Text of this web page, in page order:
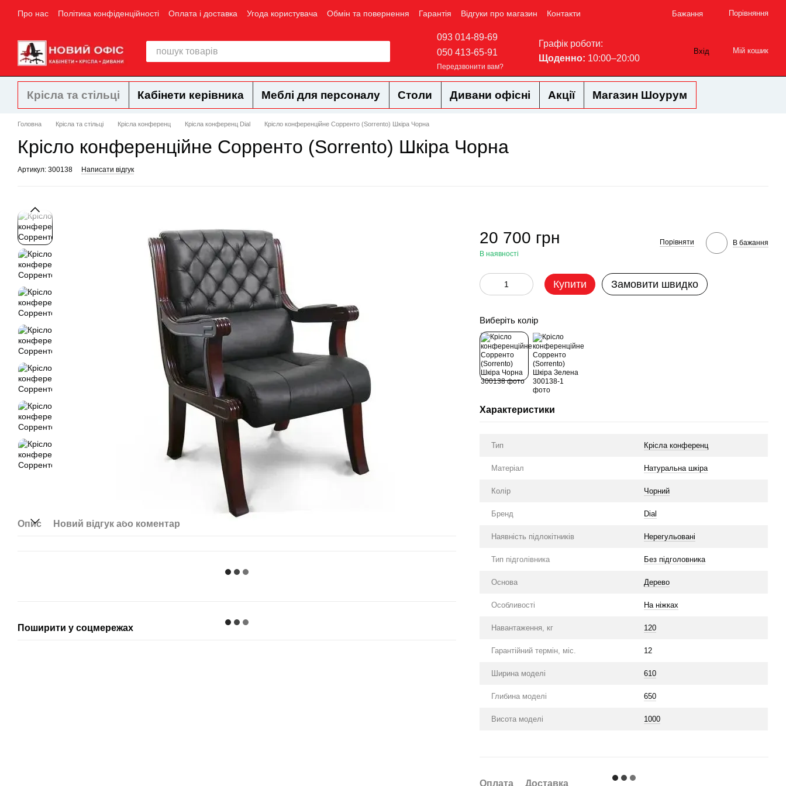
Перейти до основного контенту
Про нас Політика конфіденційності Оплата і доставка Угода користувача Обмін та повернення Гарантія Відгуки про магазин Контакти Бажання Порівняння
093 014-89-69
050 413-65-91
Передзвонити вам?
Графік роботи:
Щоденно: 10:00–20:00
Вхід Мій кошик
Крісла та стільці Кабінети керівника Меблі для персоналу Столи Дивани офісні Акції Магазин Шоурум
Головна Крісла та стільці Крісла конференц Крісла конференц Dial Крісло конференційне Сорренто (Sorrento) Шкіра Чорна
Крісло конференційне Сорренто (Sorrento) Шкіра Чорна
Артикул: 300138 Написати відгук
Опис Новий відгук або коментар
Поширити у соцмережах
20 700 грн
В наявності
Порівняти В бажання
Купити Замовити швидко
Виберіть колір
Характеристики
Тип Крісла конференц
Матеріал Натуральна шкіра
Колір Чорний
Бренд Dial
Наявність підлокітників Нерегульовані
Тип підголівника Без підголовника
Основа Дерево
Особливості На ніжках
Навантаження, кг 120
Гарантійний термін, міс. 12
Ширина моделі 610
Глибина моделі 650
Висота моделі 1000
Оплата Доставка